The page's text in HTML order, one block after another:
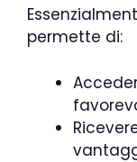
permette di: